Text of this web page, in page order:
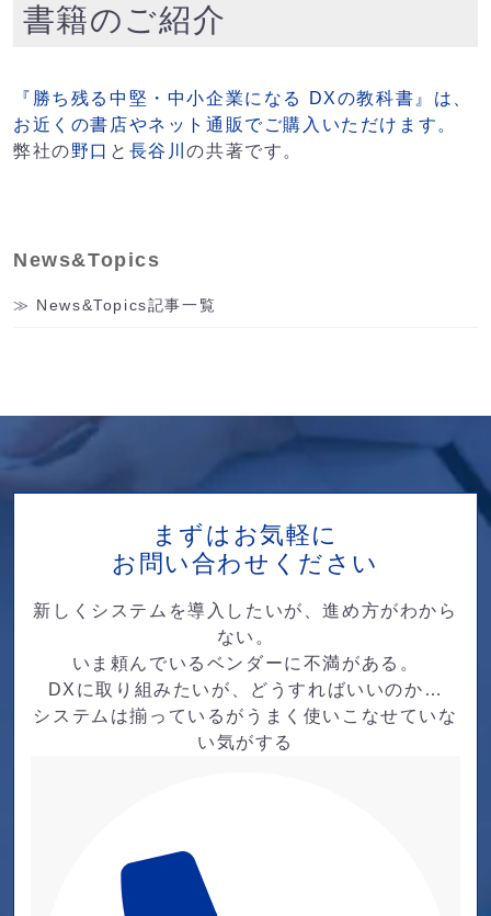
書籍のご紹介
『勝ち残る中堅・中小企業になる DXの教科書』は、
お近くの書店やネット通販でご購入いただけます。
弊社の野口 と 長谷川の共著です。
News&Topics
News&Topics記事一覧
まずはお気軽に
お問い合わせください
新しくシステムを導入したいが、進め方がわから
ない。
いま頼んでいるベンダーに不満がある。
DXに取り組みたいが、どうすればいいのか…
システムは揃っているがうまく使いこなせていな
い気がする